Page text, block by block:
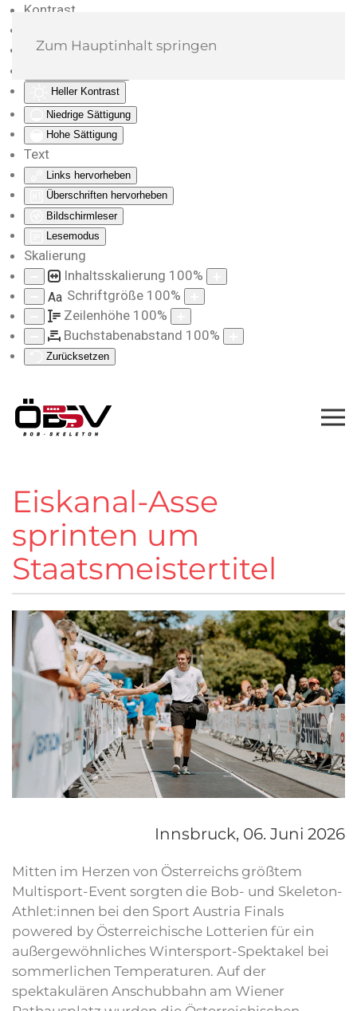
Kontrast
Monochrom
Heller Kontrast
Niedrige Sättigung
Hohe Sättigung
Text
Links hervorheben
Überschriften hervorheben
Bildschirmleser
Lesemodus
Skalierung
Inhaltsskalierung 100%
Aa Schriftgröße 100%
Zeilenhöhe 100%
Buchstabenabstand 100%
Zurücksetzen
Zum Hauptinhalt springen
Eiskanal-Asse
sprinten um
Staatsmeistertitel
Innsbruck, 06. Juni 2026
Mitten im Herzen von Österreichs größtem
Multisport-Event sorgten die Bob- und Skeleton-
Athlet:innen bei den Sport Austria Finals
powered by Österreichische Lotterien für ein
außergewöhnliches Wintersport-Spektakel bei
sommerlichen Temperaturen. Auf der
spektakulären Anschubbahn am Wiener